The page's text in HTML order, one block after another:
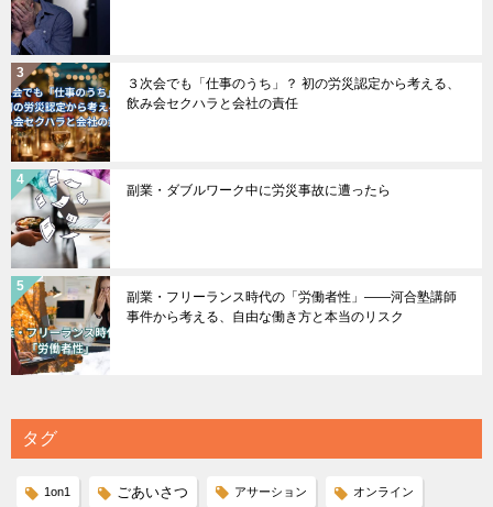
３次会でも「仕事のうち」？ 初の労災認定から考える、
飲み会セクハラと会社の責任
副業・ダブルワーク中に労災事故に遭ったら
副業・フリーランス時代の「労働者性」――河合塾講師
事件から考える、自由な働き方と本当のリスク
タグ
1on1 ごあいさつ アサーション オンライン